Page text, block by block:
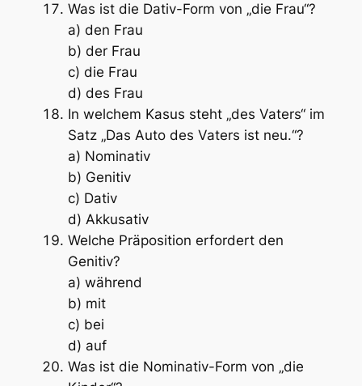
Was ist die Dativ-Form von „die Frau“?
a) den Frau
b) der Frau
c) die Frau
d) des Frau
In welchem Kasus steht „des Vaters“ im
Satz „Das Auto des Vaters ist neu.“?
a) Nominativ
b) Genitiv
c) Dativ
d) Akkusativ
Welche Präposition erfordert den
Genitiv?
a) während
b) mit
c) bei
d) auf
Was ist die Nominativ-Form von „die